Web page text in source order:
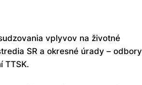
vplyvov na životné
SR a okresné úrady – odbory
TTSK.